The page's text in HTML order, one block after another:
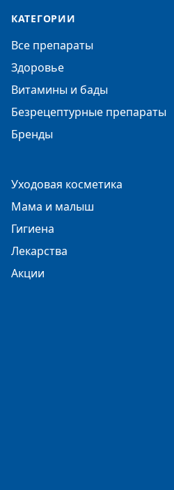
КАТЕГОРИИ
Все препараты
Здоровье
Витамины и бады
Безрецептурные препараты
Бренды
Уходовая косметика
Мама и малыш
Гигиена
Лекарства
Акции